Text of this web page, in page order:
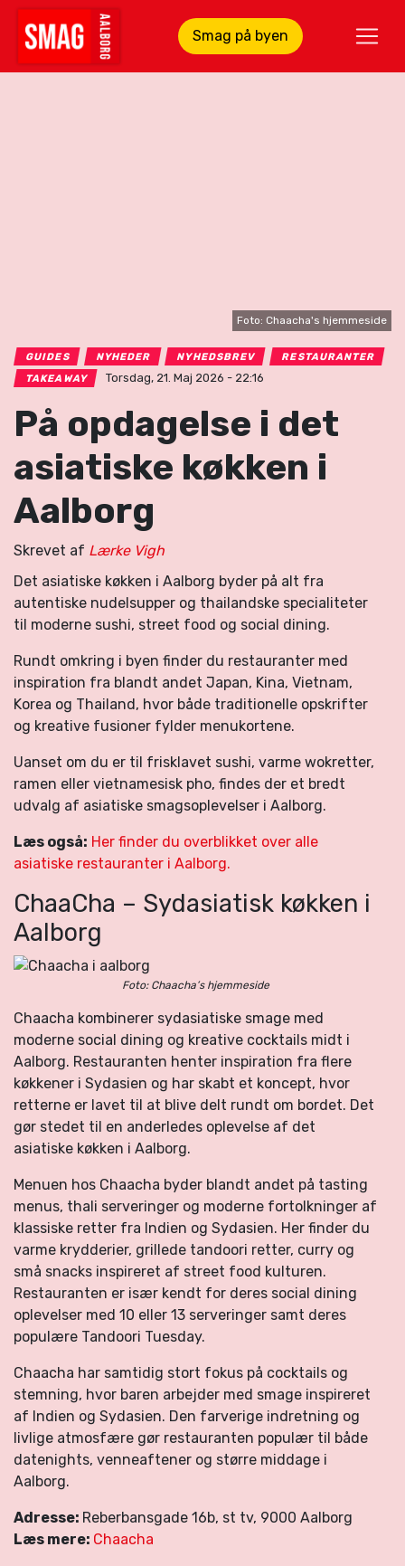
Smag på byen
Foto: Chaacha's hjemmeside
GUIDES NYHEDER NYHEDSBREV
RESTAURANTER
TAKEAWAY
Torsdag, 21. Maj 2026 - 22:16
På opdagelse i det
asiatiske køkken i
Aalborg
Skrevet af Lærke Vigh
Det asiatiske køkken i Aalborg byder på alt fra
autentiske nudelsupper og thailandske specialiteter
til moderne sushi, street food og social dining.
Rundt omkring i byen finder du restauranter med
inspiration fra blandt andet Japan, Kina, Vietnam,
Korea og Thailand, hvor både traditionelle opskrifter
og kreative fusioner fylder menukortene.
Uanset om du er til frisklavet sushi, varme wokretter,
ramen eller vietnamesisk pho, findes der et bredt
udvalg af asiatiske smagsoplevelser i Aalborg.
Læs også: Her finder du overblikket over alle
asiatiske restauranter i Aalborg.
ChaaCha – Sydasiatisk køkken i
Aalborg
Foto: Chaacha’s hjemmeside
Chaacha kombinerer sydasiatiske smage med
moderne social dining og kreative cocktails midt i
Aalborg. Restauranten henter inspiration fra flere
køkkener i Sydasien og har skabt et koncept, hvor
retterne er lavet til at blive delt rundt om bordet. Det
gør stedet til en anderledes oplevelse af det
asiatiske køkken i Aalborg.
Menuen hos Chaacha byder blandt andet på tasting
menus, thali serveringer og moderne fortolkninger af
klassiske retter fra Indien og Sydasien. Her finder du
varme krydderier, grillede tandoori retter, curry og
små snacks inspireret af street food kulturen.
Restauranten er især kendt for deres social dining
oplevelser med 10 eller 13 serveringer samt deres
populære Tandoori Tuesday.
Chaacha har samtidig stort fokus på cocktails og
stemning, hvor baren arbejder med smage inspireret
af Indien og Sydasien. Den farverige indretning og
livlige atmosfære gør restauranten populær til både
datenights, venneaftener og større middage i
Aalborg.
Adresse: Reberbansgade 16b, st tv, 9000 Aalborg
Læs mere: Chaacha